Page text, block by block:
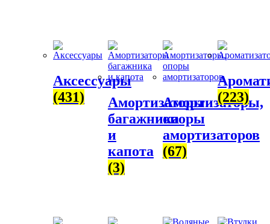
Аксессуары
(431)
Амортизаторы
багажника
и
капота
(3)
Амортизаторы,
опоры
амортизаторов
(67)
(223)